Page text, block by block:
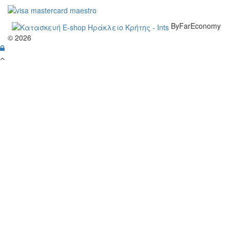
ByFarEconomy
© 2026